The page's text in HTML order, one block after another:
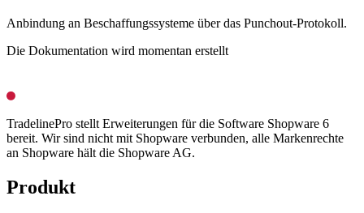
Anbindung an Beschaffungssysteme über das Punchout-Protokoll.
Die Dokumentation wird momentan erstellt
TradelinePro stellt Erweiterungen für die Software Shopware 6
bereit. Wir sind nicht mit Shopware verbunden, alle Markenrechte
an Shopware hält die Shopware AG.
Produkt